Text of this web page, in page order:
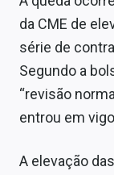
da CME de
série de
Segundo a
“revisão
entrou em
A elevação